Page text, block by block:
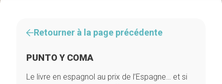
Retourner à la page précédente
PUNTO Y COMA
Le livre en espagnol au prix de l’Espagne… et si